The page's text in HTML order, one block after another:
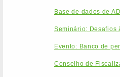
Base de dados de
Seminário: Desafios
Evento: Banco de
Conselho de